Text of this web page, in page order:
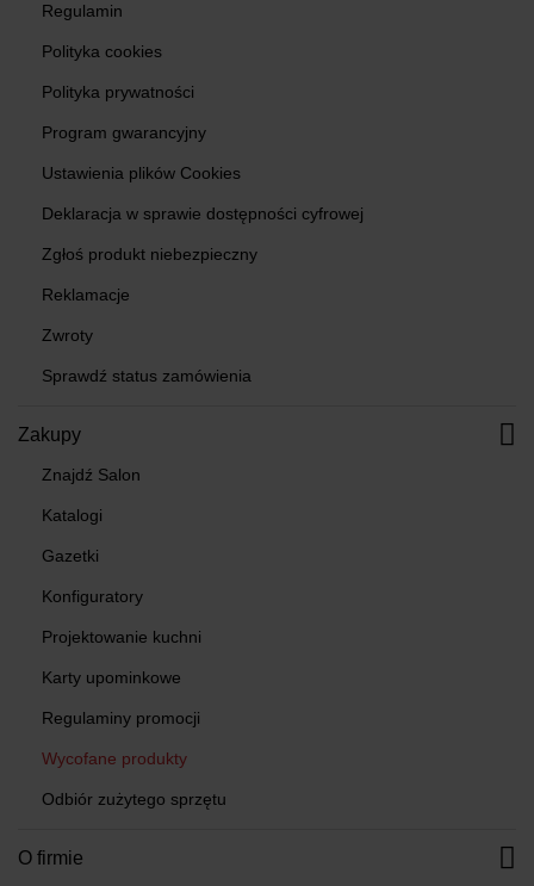
Regulamin
Polityka cookies
Polityka prywatności
Program gwarancyjny
Ustawienia plików Cookies
Deklaracja w sprawie dostępności cyfrowej
Zgłoś produkt niebezpieczny
Reklamacje
Zwroty
Sprawdź status zamówienia
Zakupy
Znajdź Salon
Katalogi
Gazetki
Konfiguratory
Projektowanie kuchni
Karty upominkowe
Regulaminy promocji
Wycofane produkty
Odbiór zużytego sprzętu
O firmie